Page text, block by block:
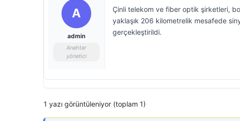
A
admin
Anahtar
yönetici
Çinli telekom ve fiber optik şirketleri,
yaklaşık 206 kilometrelik mesafede
gerçekleştirildi.
1 yazı görüntüleniyor (toplam 1)